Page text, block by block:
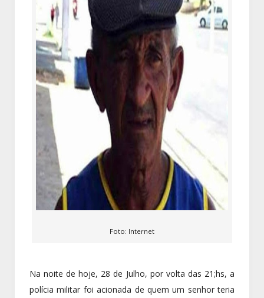
Foto: Internet
Na noite de hoje, 28 de Julho, por volta das 21;hs, a
polícia militar foi acionada de quem um senhor teria